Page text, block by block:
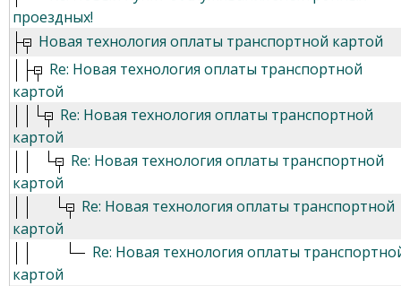
проездных!
Новая технология оплаты транспортной картой
Re: Новая технология оплаты транспортной
картой
Re: Новая технология оплаты транспортной
картой
Re: Новая технология оплаты транспортной
картой
Re: Новая технология оплаты транспортной
картой
Re: Новая технология оплаты
картой